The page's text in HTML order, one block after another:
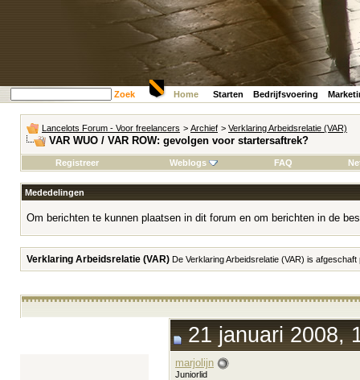
Zoek Home Starten Bedrijfsvoering
Lancelots Forum - Voor freelancers > Archief > Verklaring Arbeidsrelatie (VAR)
VAR WUO / VAR ROW: gevolgen voor startersaftrek?
Registreer Weblogs FAQ
Mededelingen
Om berichten te kunnen plaatsen in dit forum en om berichten in de
Verklaring Arbeidsrelatie (VAR) De Verklaring Arbeidsrelatie (VAR) is
21 januari 2008,
marjolijn
Juniorlid